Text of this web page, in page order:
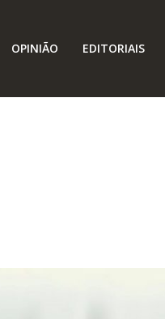
OPINIÃO EDITORIAIS